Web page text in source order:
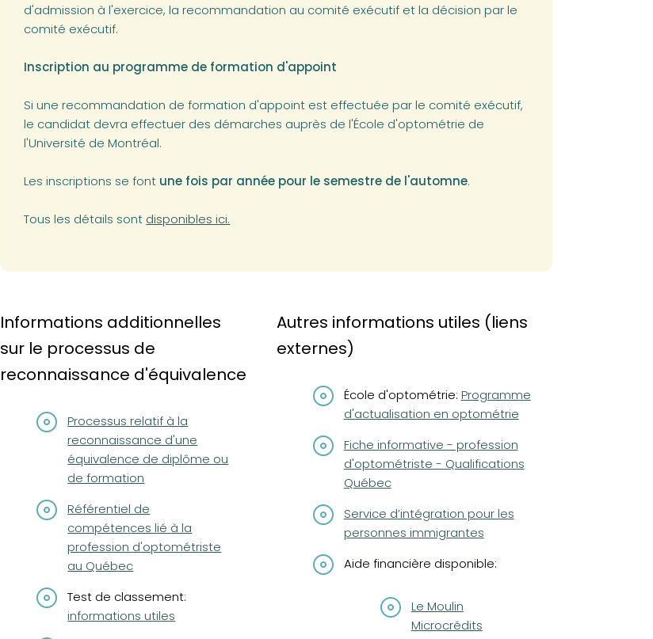
d'admission à l'exercice, la recommandation au comité exécutif et la décision par le
comité exécutif.
Inscription au programme de formation d'appoint
Si une recommandation de formation d'appoint est effectuée par le comité exécutif,
le candidat devra effectuer des démarches auprès de l'École d'optométrie de
l'Université de Montréal.
Les inscriptions se font une fois par année pour le semestre de l'automne.
Tous les détails sont (opens in a new tab)
disponibles ici.
Informations additionnelles
sur le processus de
reconnaissance d'équivalence
Processus relatif à la
reconnaissance d'une
équivalence de diplôme ou
de formation
Référentiel de
compétences lié à la
profession d'optométriste
au Québec
Test de classement:
informations utiles
Autres informations utiles (liens
externes)
École d'optométrie: (opens in a new tab)
Programme
d'actualisation en optométrie
(opens in a new tab)
Fiche informative - profession
d'optométriste - Qualifications
Québec
(opens in a new tab)
Service d’intégration pour les
personnes immigrantes
Aide financière disponible:
(opens in a new tab)
Le Moulin
Microcrédits